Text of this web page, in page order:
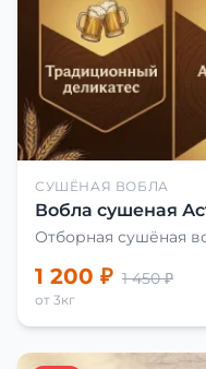
СУШЁНАЯ ВОБЛА
Вобла сушеная
Отборная сушёная
1 200 ₽ 1 450 ₽
от 3кг